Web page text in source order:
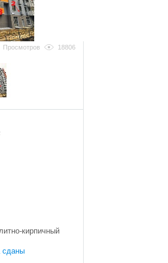
Просмотров 18806
кирпичный
сданы